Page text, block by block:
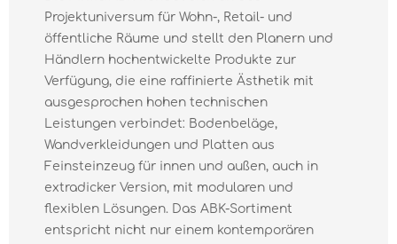
Projektuniversum für Wohn-, Retail- und
öffentliche Räume und stellt den Planern und
Händlern hochentwickelte Produkte zur
Verfügung, die eine raffinierte Ästhetik mit
ausgesprochen hohen technischen
Leistungen verbindet: Bodenbeläge,
Wandverkleidungen und Platten aus
Feinsteinzeug für innen und außen, auch in
extradicker Version, mit modularen und
flexiblen Lösungen. Das ABK-Sortiment
entspricht nicht nur einem kontemporären